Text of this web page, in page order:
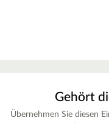
Gehört
Übernehmen Sie diesen